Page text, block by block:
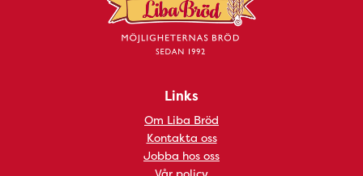
Links
Om Liba Bröd
Kontakta oss
Jobba hos oss